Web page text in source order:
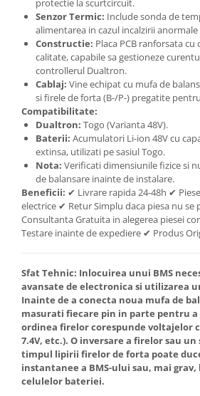
protectie la scurtcircuit.
Senzor Termic: Include sonda de
alimentarea in cazul incalzirii
Constructie: Placa PCB ranforsata
calitate, capabile sa gestioneze
controllerul Dualtron.
Cablaj: Vine echipat cu mufa de
si firele de forta (B-/P-) pregatite
Compatibilitate:
Dualtron: Togo (Varianta 48V).
Baterii: Acumulatori Li-ion 48V cu
extinsa, utilizati pe sasiul Togo.
Nota: Verificati dimensiunile fizice si
de balansare inainte de instalare.
Beneficii: ✔ Livrare rapida 24-48h ✔
electrice ✔ Retur Simplu daca piesa nu se
Consultanta Gratuita in alegerea piesei
Testare inainte de expediere ✔ Produs
Sfat Tehnic: Inlocuirea unui BMS
avansate de electronica si utilizarea
Inainte de a conecta noua mufa de
masurati fiecare pin in parte pentru a
ordinea firelor corespunde voltajelor
7.4V, etc.). O inversare a firelor sau
timpul lipirii firelor de forta poate
instantanee a BMS-ului sau, mai
celulelor bateriei.